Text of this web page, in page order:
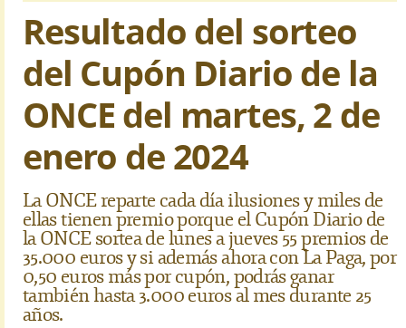
Resultado del sorteo
del Cupón Diario de la
ONCE del martes, 2 de
enero de 2024
La ONCE reparte cada día ilusiones y miles de
ellas tienen premio porque el Cupón Diario de
la ONCE sortea de lunes a jueves 55 premios de
35.000 euros y si además ahora con La Paga, por
0,50 euros más por cupón, podrás ganar
también hasta 3.000 euros al mes durante 25
años.